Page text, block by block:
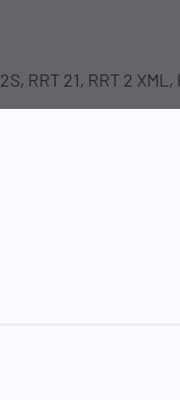
RRT 21, RRT 2 XML,